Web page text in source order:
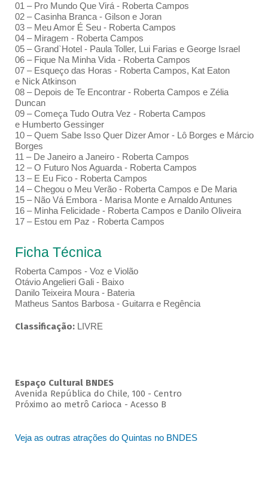
01 – Pro Mundo Que Virá - Roberta Campos
02 – Casinha Branca - Gilson e Joran
03 – Meu Amor É Seu - Roberta Campos
04 – Miragem - Roberta Campos
05 – Grand`Hotel - Paula Toller, Lui Farias e George Israel
06 – Fique Na Minha Vida - Roberta Campos
07 – Esqueço das Horas - Roberta Campos, Kat Eaton
e Nick Atkinson
08 – Depois de Te Encontrar - Roberta Campos e Zélia
Duncan
09 – Começa Tudo Outra Vez - Roberta Campos
e Humberto Gessinger
10 – Quem Sabe Isso Quer Dizer Amor - Lô Borges e Márcio
Borges
11 – De Janeiro a Janeiro - Roberta Campos
12 – O Futuro Nos Aguarda - Roberta Campos
13 – E Eu Fico - Roberta Campos
14 – Chegou o Meu Verão - Roberta Campos e De Maria
15 – Não Vá Embora - Marisa Monte e Arnaldo Antunes
16 – Minha Felicidade - Roberta Campos e Danilo Oliveira
17 – Estou em Paz - Roberta Campos
Ficha Técnica
Roberta Campos - Voz e Violão
Otávio Angelieri Gali - Baixo
Danilo Teixeira Moura - Bateria
Matheus Santos Barbosa - Guitarra e Regência
Classificação: LIVRE
Espaço Cultural BNDES
Avenida República do Chile, 100 - Centro
Próximo ao metrô Carioca - Acesso B
Veja as outras atrações do Quintas no BNDES